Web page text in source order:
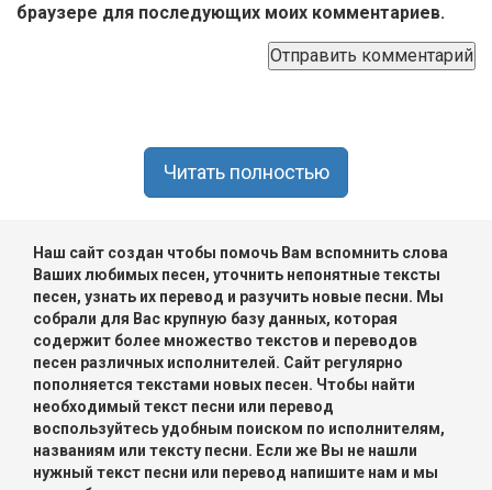
браузере для последующих моих комментариев.
Читать полностью
Наш сайт создан чтобы помочь Вам вспомнить слова
Ваших любимых песен, уточнить непонятные тексты
песен, узнать их перевод и разучить новые песни. Мы
собрали для Вас крупную базу данных, которая
содержит более множество текстов и переводов
песен различных исполнителей. Сайт регулярно
пополняется текстами новых песен. Чтобы найти
необходимый текст песни или перевод
воспользуйтесь удобным поиском по исполнителям,
названиям или тексту песни. Если же Вы не нашли
нужный текст песни или перевод напишите нам и мы